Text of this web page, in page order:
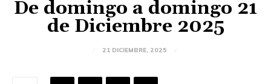
De domingo a domingo 21
de Diciembre 2025
21 DICIEMBRE, 2025